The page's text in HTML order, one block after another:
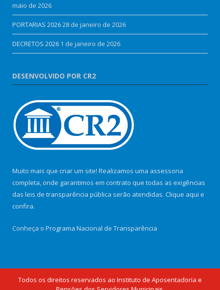
maio de 2026
PORTARIAS 202628 de janeiro de 2026
DECRETOS 2026 1 de janeiro de 2026
DESENVOLVIDO POR CR2
Muito mais que criar um site! Realizamos uma assessoria
completa, onde garantimos em contrato que todas as exigências
das leis de transparência pública serão atendidas. Clique aqui e
confira.
Conheça o Programa Nacional de Transparência
Todos os direitos reservados ao Instituto de Aposentadoria e